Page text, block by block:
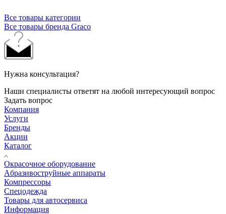
Все товары категории
Все товары бренда Graco
Нужна консультация?
Наши специалисты ответят на любой интересующий вопрос
Задать вопрос
Компания
Услуги
Бренды
Акции
Каталог
Окрасочное оборудование
Aбразивоструйные аппараты
Компрессоры
Спецодежда
Товары для автосервиса
Информация